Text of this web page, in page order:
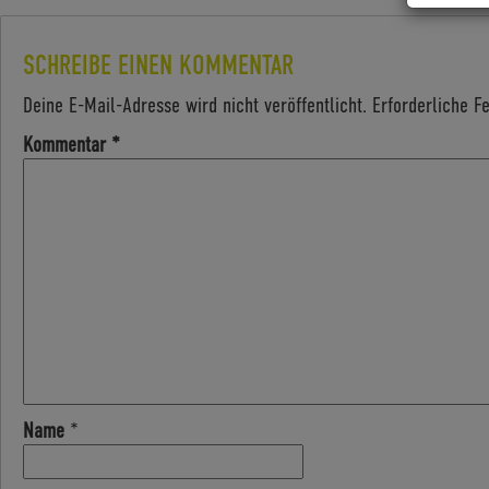
SCHREIBE EINEN KOMMENTAR
Deine E-Mail-Adresse wird nicht veröffentlicht. Erforderliche
Kommentar *
Name *